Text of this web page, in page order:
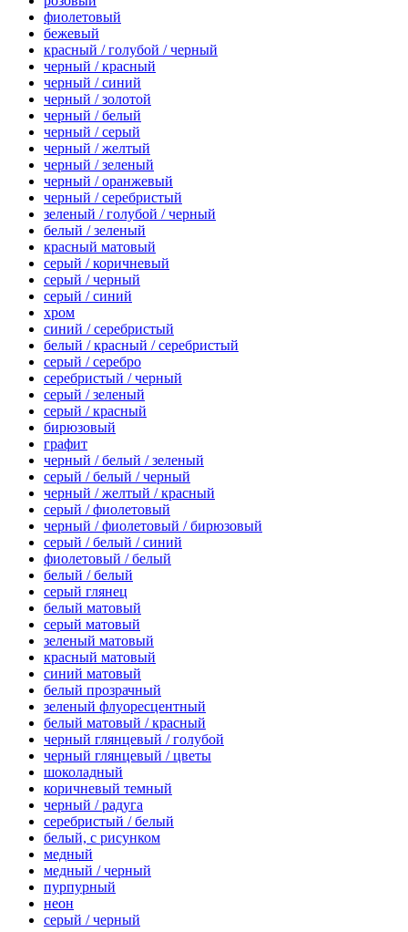
фиолетовый
бежевый
красный / голубой / черный
черный / красный
черный / синий
черный / золотой
черный / белый
черный / серый
черный / желтый
черный / зеленый
черный / оранжевый
черный / серебристый
зеленый / голубой / черный
белый / зеленый
красный матовый
серый / коричневый
серый / черный
серый / синий
хром
синий / серебристый
белый / красный / серебристый
серый / серебро
серебристый / черный
серый / зеленый
серый / красный
бирюзовый
графит
черный / белый / зеленый
серый / белый / черный
черный / желтый / красный
серый / фиолетовый
черный / фиолетовый / бирюзовый
серый / белый / синий
фиолетовый / белый
белый / белый
серый глянец
белый матовый
серый матовый
зеленый матовый
красный матовый
синий матовый
белый прозрачный
зеленый флуоресцентный
белый матовый / красный
черный глянцевый / голубой
черный глянцевый / цветы
шоколадный
коричневый темный
черный / радуга
серебристый / белый
белый, с рисунком
медный
медный / черный
пурпурный
неон
серый / черный